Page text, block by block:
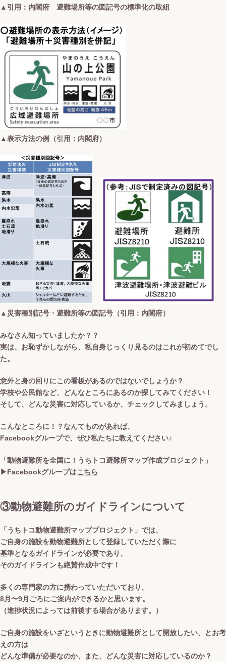
▲引用：内閣府 避難場所等の図記号の標準化の取組
▲表示方法の例（引用：内閣府）
▲災害種別記号・避難所等の図記号（引用：内閣府）
みなさん知っていましたか？？
実は、お恥ずかしながら、私自身じっくり見るのはこれが初めてでし
た。
意外と身の回りにこの看板があるのではないでしょうか？
学校や公民館など、どんなところにあるのか探してみてください！
そして、どんな災害に対応しているか、チェックしてみましょう。
こんなところに！？なんてものがあれば、
Facebookグループで、ぜひ私たちに教えてください♪
「動物避難所を全国に！うちトコ避難所マップ作成プロジェクト」
▶︎Facebookグループはこちら
③動物避難所のガイドラインについて
「うちトコ動物避難所マッププロジェクト」では、
ご自身の施設を動物避難所として登録していただく際に
基準となるガイドラインが必要であり、
そのガイドラインも絶賛作成中です！
多くの専門家の方に携わっていただいており、
8月〜9月ごろにご案内ができるかと思います。
（進捗状況によっては前後する場合があります。）
ご自身の施設をいざというときに動物避難所として開放したい、とお考
えの方は
どんな準備が必要なのか、また、どんな災害に対応しているのか？